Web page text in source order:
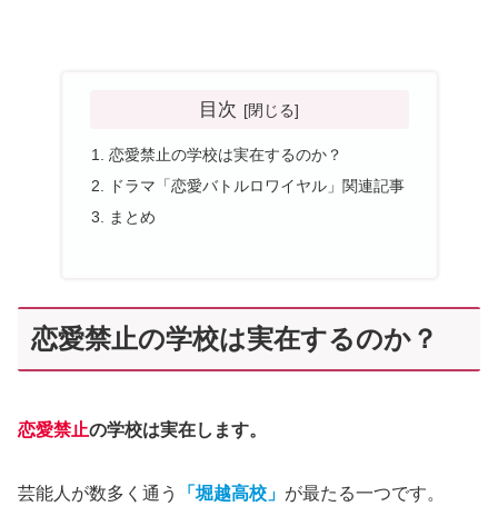
目次
恋愛禁止の学校は実在するのか？
ドラマ「恋愛バトルロワイヤル」関連記事
まとめ
恋愛禁止の学校は実在するのか？
恋愛禁止の学校は実在します。
芸能人が数多く通う 「堀越高校」 が最たる一つです。